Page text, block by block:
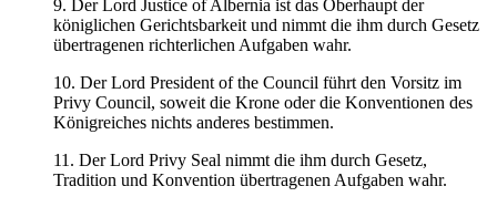
9. Der Lord Justice of Albernia ist das Oberhaupt der
königlichen Gerichtsbarkeit und nimmt die ihm durch Gesetz
übertragenen richterlichen Aufgaben wahr.
10. Der Lord President of the Council führt den Vorsitz im
Privy Council, soweit die Krone oder die Konventionen des
Königreiches nichts anderes bestimmen.
11. Der Lord Privy Seal nimmt die ihm durch Gesetz,
Tradition und Konvention übertragenen Aufgaben wahr.